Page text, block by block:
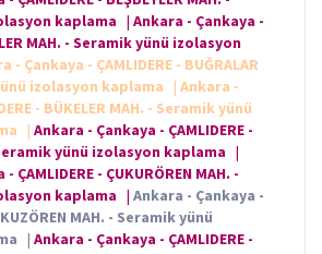
kaplama | Ankara - Çankaya -
MAH. - Seramik yünü izolasyon
- Çankaya - ÇAMLIDERE - BUĞRALAR
izolasyon kaplama
| Ankara -
- BÜKELER MAH. - Seramik yünü
| Ankara - Çankaya - ÇAMLIDERE -
yünü izolasyon kaplama |
ÇAMLIDERE - ÇUKURÖREN MAH. -
kaplama | Ankara - Çankaya -
MAH. - Seramik yünü
| Ankara - Çankaya - ÇAMLIDERE -